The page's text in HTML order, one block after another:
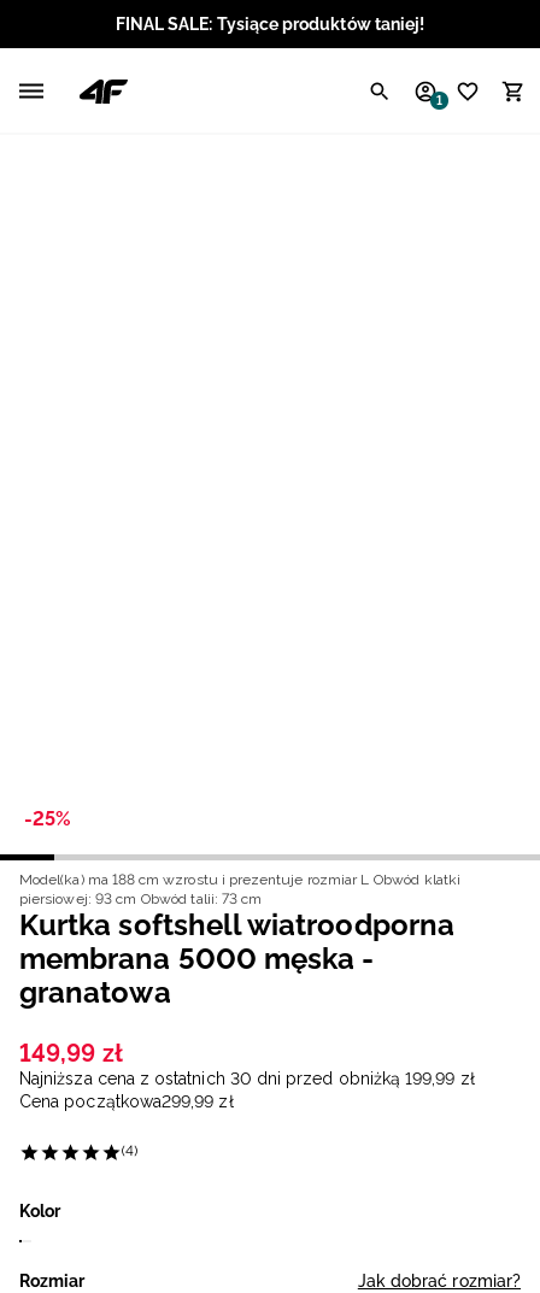
FINAL SALE: Tysiące produktów taniej!
1
-25%
Model(ka) ma 188 cm wzrostu i prezentuje rozmiar L Obwód klatki
piersiowej: 93 cm Obwód talii: 73 cm
Kurtka softshell wiatroodporna
membrana 5000 męska -
granatowa
149,99 zł
Najniższa cena z ostatnich 30 dni przed obniżką 199,99 zł
Cena początkowa299,99 zł
(4)
Kolor
Rozmiar Jak dobrać rozmiar?